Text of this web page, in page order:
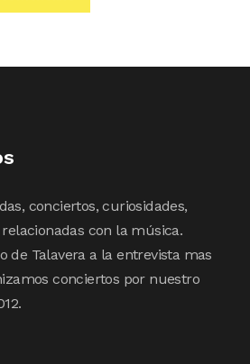
conciertos, curiosidades,
con la música.
de Talavera a la entrevista mas
conciertos por nuestro